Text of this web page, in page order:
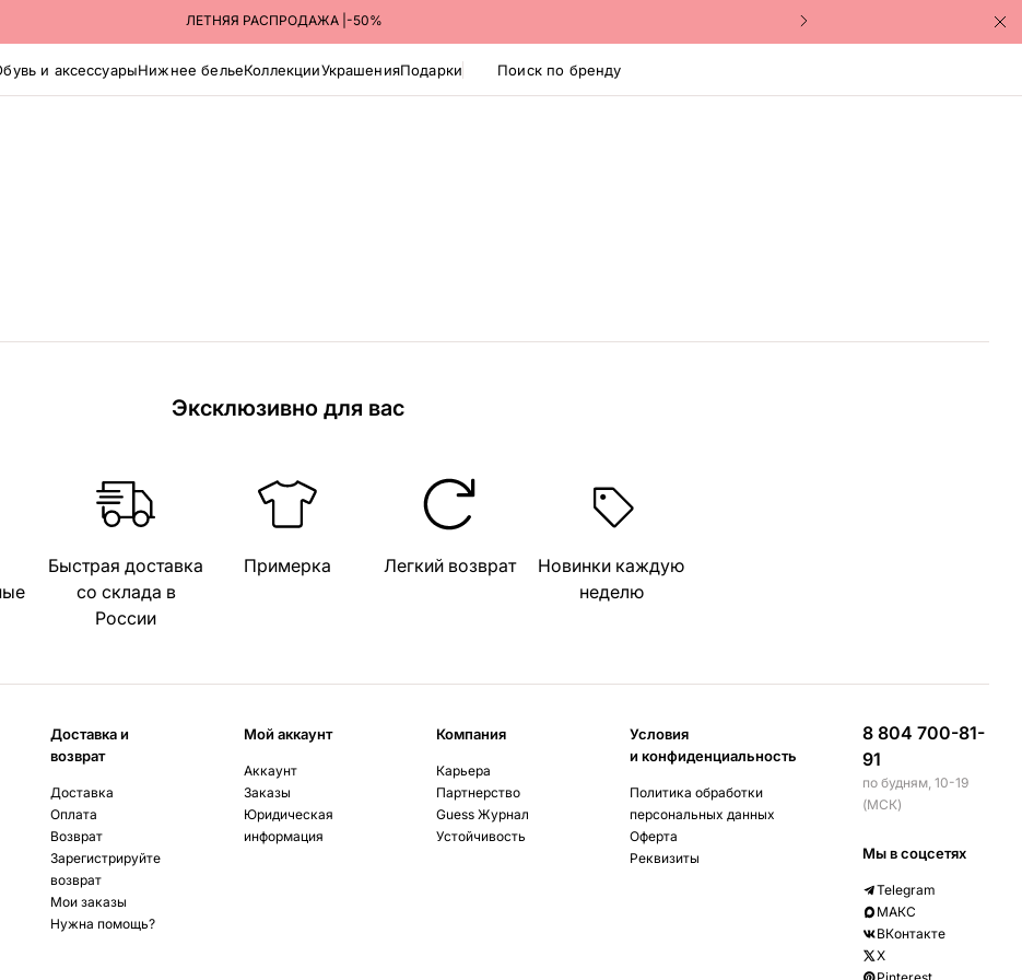
ЛЕТНЯЯ РАСПРОДАЖА |-50%
Поиск по бренду
и аксессуарыНижнее бельеКоллекцииУкрашенияПодарки
Эксклюзивно для вас
Быстрая доставка
со склада в
России
Примерка Легкий возврат
Новинки каждую
неделю
Доставка и
возврат
Доставка
Оплата
Возврат
Зарегистрируйте
возврат
Мои заказы
Нужна помощь?
Мой аккаунт
Аккаунт
Заказы
Юридическая
информация
Компания
Карьера
Партнерство
Guess Журнал
Устойчивость
Условия
и конфиденциальность
Политика обработки
персональных данных
Оферта
Реквизиты
8 804 700-81-
91
по будням, 10-19
(МСК)
Мы в соцсетях
Telegram
МАКС
ВКонтакте
X